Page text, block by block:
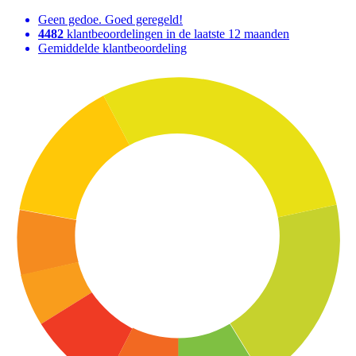
Geen gedoe. Goed geregeld!
4482 klantbeoordelingen in de laatste 12 maanden
Gemiddelde klantbeoordeling